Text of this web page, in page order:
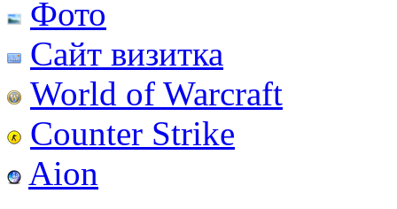
Фото
Сайт визитка
World of Warcraft
Counter Strike
Aion